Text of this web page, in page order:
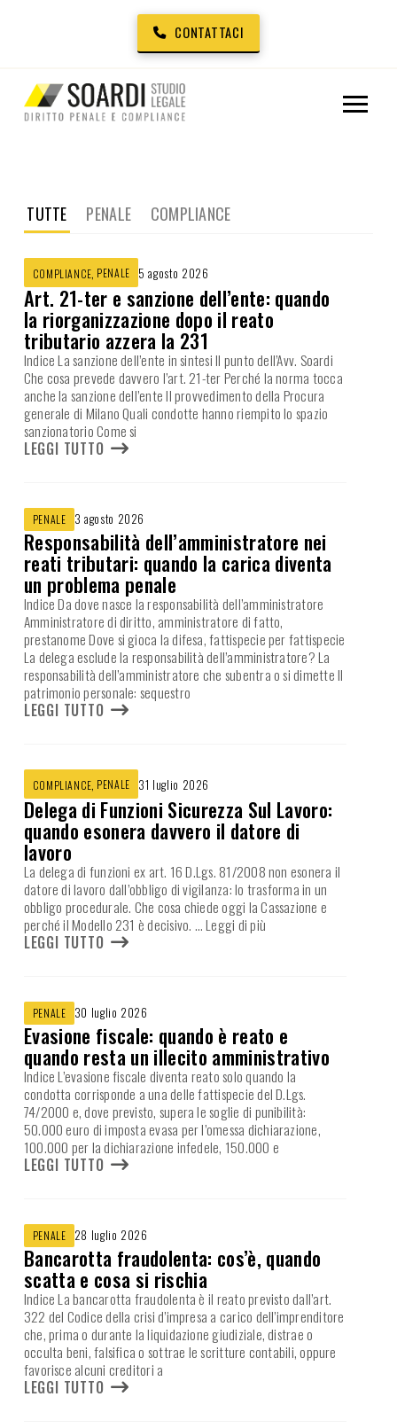
CONTATTACI
TUTTE PENALE COMPLIANCE
COMPLIANCE, PENALE 5 agosto 2026
Art. 21-ter e sanzione dell’ente: quando
la riorganizzazione dopo il reato
tributario azzera la 231
Indice La sanzione dell’ente in sintesi Il punto dell’Avv. Soardi
Che cosa prevede davvero l’art. 21-ter Perché la norma tocca
anche la sanzione dell’ente Il provvedimento della Procura
generale di Milano Quali condotte hanno riempito lo spazio
sanzionatorio Come si
LEGGI TUTTO
PENALE 3 agosto 2026
Responsabilità dell’amministratore nei
reati tributari: quando la carica diventa
un problema penale
Indice Da dove nasce la responsabilità dell’amministratore
Amministratore di diritto, amministratore di fatto,
prestanome Dove si gioca la difesa, fattispecie per fattispecie
La delega esclude la responsabilità dell’amministratore? La
responsabilità dell’amministratore che subentra o si dimette Il
patrimonio personale: sequestro
LEGGI TUTTO
COMPLIANCE, PENALE 31 luglio 2026
Delega di Funzioni Sicurezza Sul Lavoro:
quando esonera davvero il datore di
lavoro
La delega di funzioni ex art. 16 D.Lgs. 81/2008 non esonera il
datore di lavoro dall’obbligo di vigilanza: lo trasforma in un
obbligo procedurale. Che cosa chiede oggi la Cassazione e
perché il Modello 231 è decisivo. … Leggi di più
LEGGI TUTTO
PENALE 30 luglio 2026
Evasione fiscale: quando è reato e
quando resta un illecito amministrativo
Indice L’evasione fiscale diventa reato solo quando la
condotta corrisponde a una delle fattispecie del D.Lgs.
74/2000 e, dove previsto, supera le soglie di punibilità:
50.000 euro di imposta evasa per l’omessa dichiarazione,
100.000 per la dichiarazione infedele, 150.000 e
LEGGI TUTTO
PENALE 28 luglio 2026
Bancarotta fraudolenta: cos’è, quando
scatta e cosa si rischia
Indice La bancarotta fraudolenta è il reato previsto dall’art.
322 del Codice della crisi d’impresa a carico dell’imprenditore
che, prima o durante la liquidazione giudiziale, distrae o
occulta beni, falsifica o sottrae le scritture contabili, oppure
favorisce alcuni creditori a
LEGGI TUTTO